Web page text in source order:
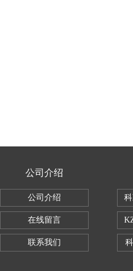
公司介绍
公司介绍
在线留言
联系我们